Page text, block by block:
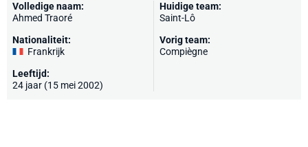
Volledige naam:
Ahmed Traoré
Nationaliteit:
Frankrijk
Leeftijd:
24 jaar (15 mei 2002)
Huidige team:
Saint-Lô
Vorig team:
Compiègne